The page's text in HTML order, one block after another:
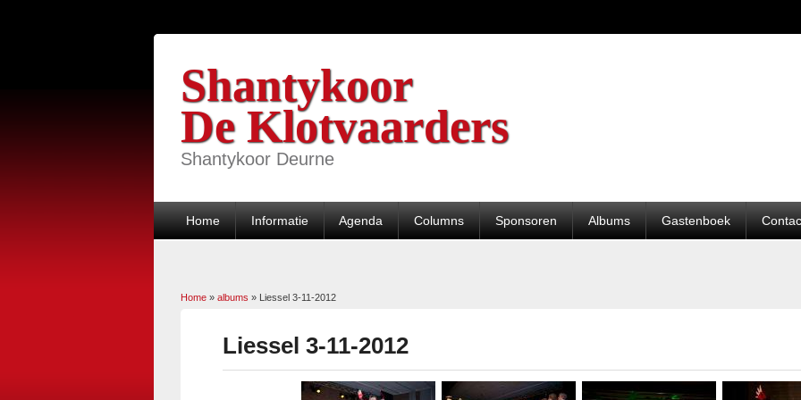
Shantykoor
De Klotvaarders
Shantykoor Deurne
Home Informatie Agenda Columns Sponsoren Albums Gastenboek
U bent hier
Home » albums » Liessel 3-11-2012
Liessel 3-11-2012